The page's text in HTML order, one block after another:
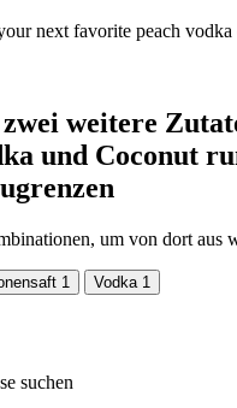
next favorite peach vodka
weitere
und Coconut
um von dort aus
1 Vodka 1
suchen